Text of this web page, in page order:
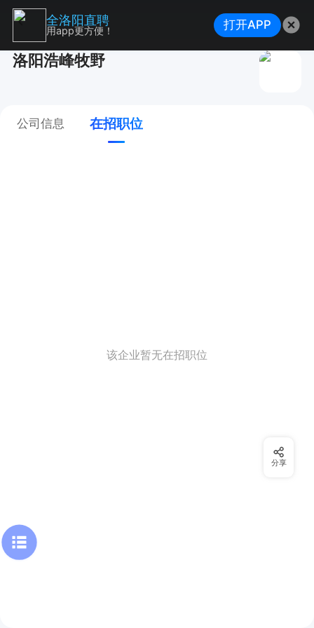
洛阳浩峰牧野
公司信息 在招职位
该企业暂无在招职位
分享
全洛阳直聘
用app更方便！ 打开APP